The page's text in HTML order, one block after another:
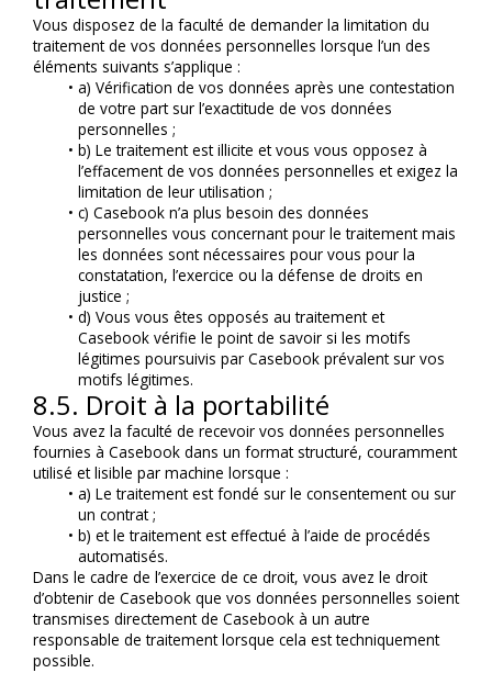
Vous disposez de la faculté de demander la limitation du
traitement de vos données personnelles lorsque l’un des
éléments suivants s’applique :
a) Vérification de vos données après une contestation
de votre part sur l’exactitude de vos données
personnelles ;
b) Le traitement est illicite et vous vous opposez à
l’effacement de vos données personnelles et exigez la
limitation de leur utilisation ;
c) Casebook n’a plus besoin des données
personnelles vous concernant pour le traitement mais
les données sont nécessaires pour vous pour la
constatation, l’exercice ou la défense de droits en
justice ;
d) Vous vous êtes opposés au traitement et
Casebook vérifie le point de savoir si les motifs
légitimes poursuivis par Casebook prévalent sur vos
motifs légitimes.
8.5. Droit à la portabilité
Vous avez la faculté de recevoir vos données personnelles
fournies à Casebook dans un format structuré, couramment
utilisé et lisible par machine lorsque :
a) Le traitement est fondé sur le consentement ou sur
un contrat ;
b) et le traitement est effectué à l’aide de procédés
automatisés.
Dans le cadre de l’exercice de ce droit, vous avez le droit
d’obtenir de Casebook que vos données personnelles soient
transmises directement de Casebook à un autre
responsable de traitement lorsque cela est techniquement
possible.